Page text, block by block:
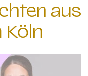
aus
Köln